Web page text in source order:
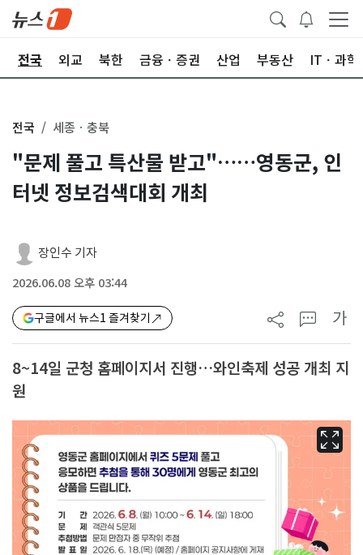
전국 외교 북한 금융ㆍ증권 산업 부동산 ITㆍ과학
전국 세종ㆍ충북
"문제 풀고 특산물 받고"……영동군, 인
터넷 정보검색대회 개최
장인수 기자
2026.06.08 오후 03:44
구글에서 뉴스1 즐겨찾기 가
8~14일 군청 홈페이지서 진행…와인축제 성공 개최 지
원